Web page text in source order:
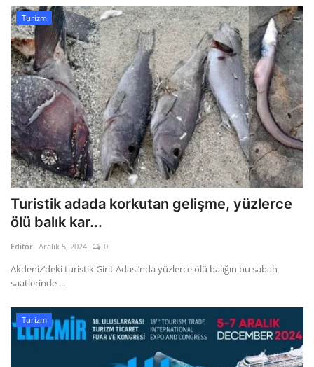
Turizm
Turistik adada korkutan gelişme, yüzlerce
ölü balık kar...
Editör Aralık 5, 2024 0
Akdeniz’deki turistik Girit Adası’nda yüzlerce ölü balığın bu sabah
saatlerinde ...
Turizm